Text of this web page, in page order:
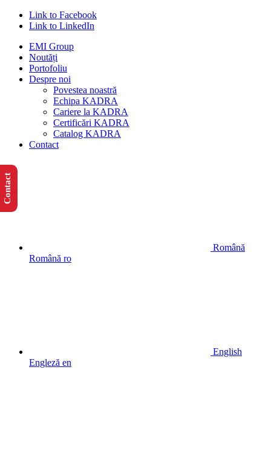
Link to Facebook
Link to LinkedIn
EMI Group
Noutăți
Portofoliu
Despre noi
Povestea noastră
Echipa KADRA
Cariere la KADRA
Certificări KADRA
Catalog KADRA
Contact
Română
Română ro
English
Engleză en
Contact